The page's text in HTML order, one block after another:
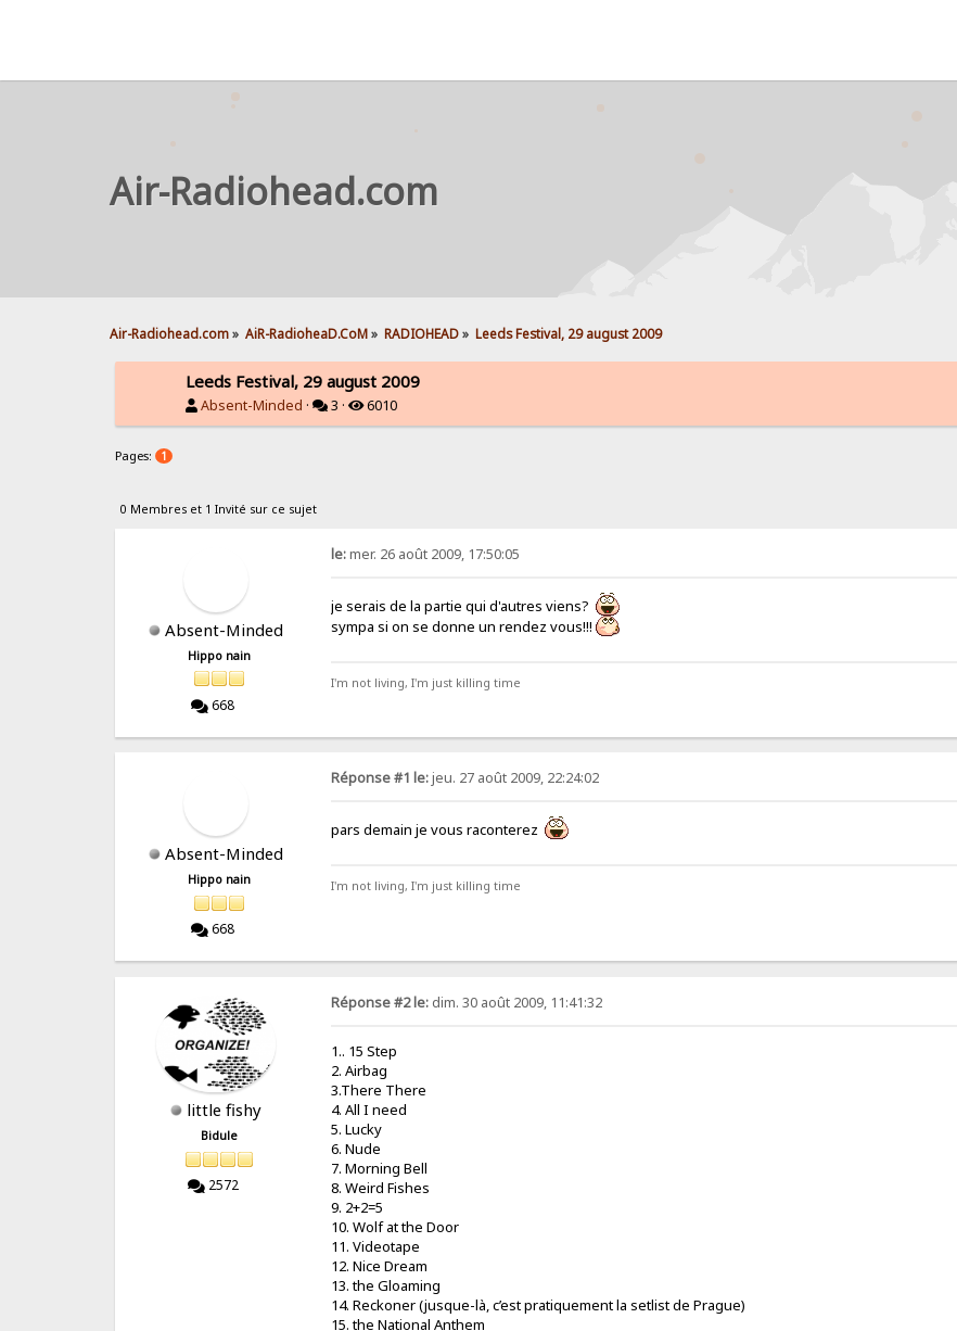
Air-Radiohead.com
Air-Radiohead.com» AiR-RadioheaD.CoM» RADIOHEAD» Leeds Festival, 29 august 2009
Leeds Festival, 29 august 2009
Absent-Minded · 3 · 6010
Pages: 1
0 Membres et 1 Invité sur ce sujet
Absent-Minded
Hippo nain
668
le:mer. 26 août 2009, 17:50:05
je serais de la partie qui d'autres viens?
sympa si on se donne un rendez vous!!!
I'm not living, I'm just killing time
Absent-Minded
Hippo nain
668
Réponse #1 le:jeu. 27 août 2009, 22:24:02
pars demain je vous raconterez
I'm not living, I'm just killing time
little fishy
Bidule
2572
Réponse #2 le: dim. 30 août 2009, 11:41:32
1.. 15 Step
2. Airbag
3.There There
4. All I need
5. Lucky
6. Nude
7. Morning Bell
8. Weird Fishes
9. 2+2=5
10. Wolf at the Door
11. Videotape
12. Nice Dream
13. the Gloaming
14. Reckoner (jusque-là, c’est pratiquement la setlist de Prague)
15. the National Anthem